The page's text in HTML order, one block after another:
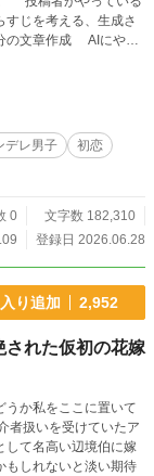
すじを考える、生成さ
の文章作成 AIにやっ
た全年齢部分の文章
デレ男子
初恋
0
文字数 182,310
登録日 2026.06.28
り追加 2,952
された仮初の花嫁
うか私をここに置いて
して名高い辺境伯に嫁
もしれないと淡い期待